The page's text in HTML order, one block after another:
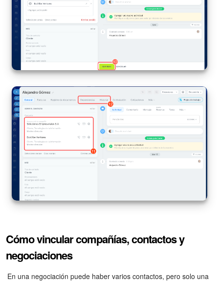
Cómo vincular compañías, contactos y
negociaciones
En una negociación puede haber varios contactos, pero solo una